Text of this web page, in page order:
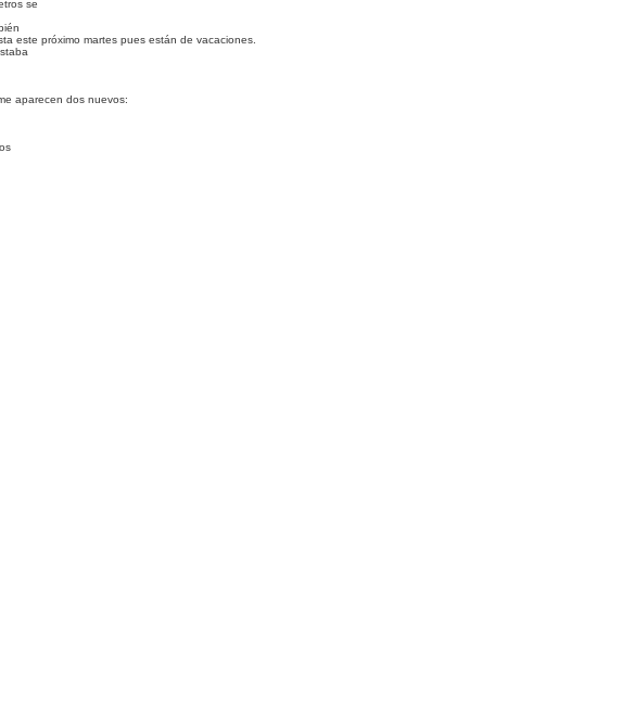
se
este próximo martes pues están de vacaciones.
aparecen dos nuevos: